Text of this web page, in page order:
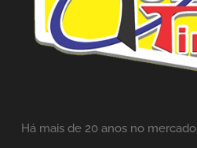
Há mais de 20 anos no